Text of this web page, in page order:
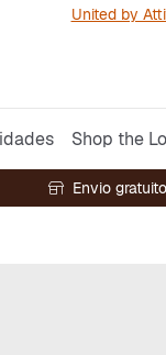
United by
Shop the
Envio